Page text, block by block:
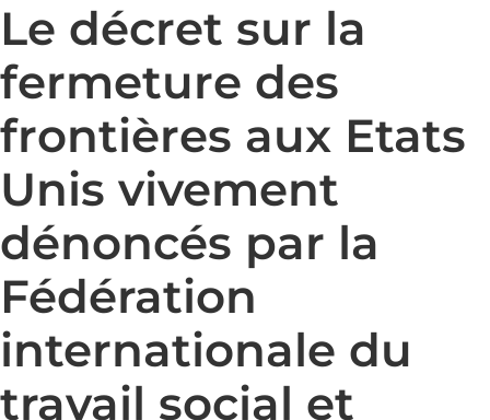
Le décret sur la
fermeture des
frontières aux Etats
Unis vivement
dénoncés par la
Fédération
internationale du
travail social et